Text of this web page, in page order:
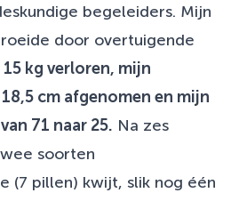
begeleiders. Mijn
door overtuigende
15 kg verloren, mijn
cm afgenomen en mijn
71 naar 25. Na zes
soorten
(7 pillen) kwijt, slik nog één